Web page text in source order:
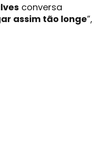
conversa
assim tão longe”,